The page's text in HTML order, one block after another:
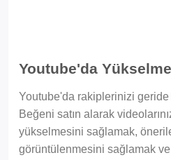
Youtube'da
Youtube'da rakiplerinizi
Beğeni satın alarak
yükselmesini sağlamak,
görüntülenmesini sağlamak